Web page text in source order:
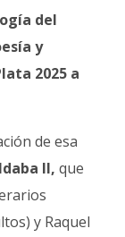
del
y
2025 a
de esa
II, que
y Raquel